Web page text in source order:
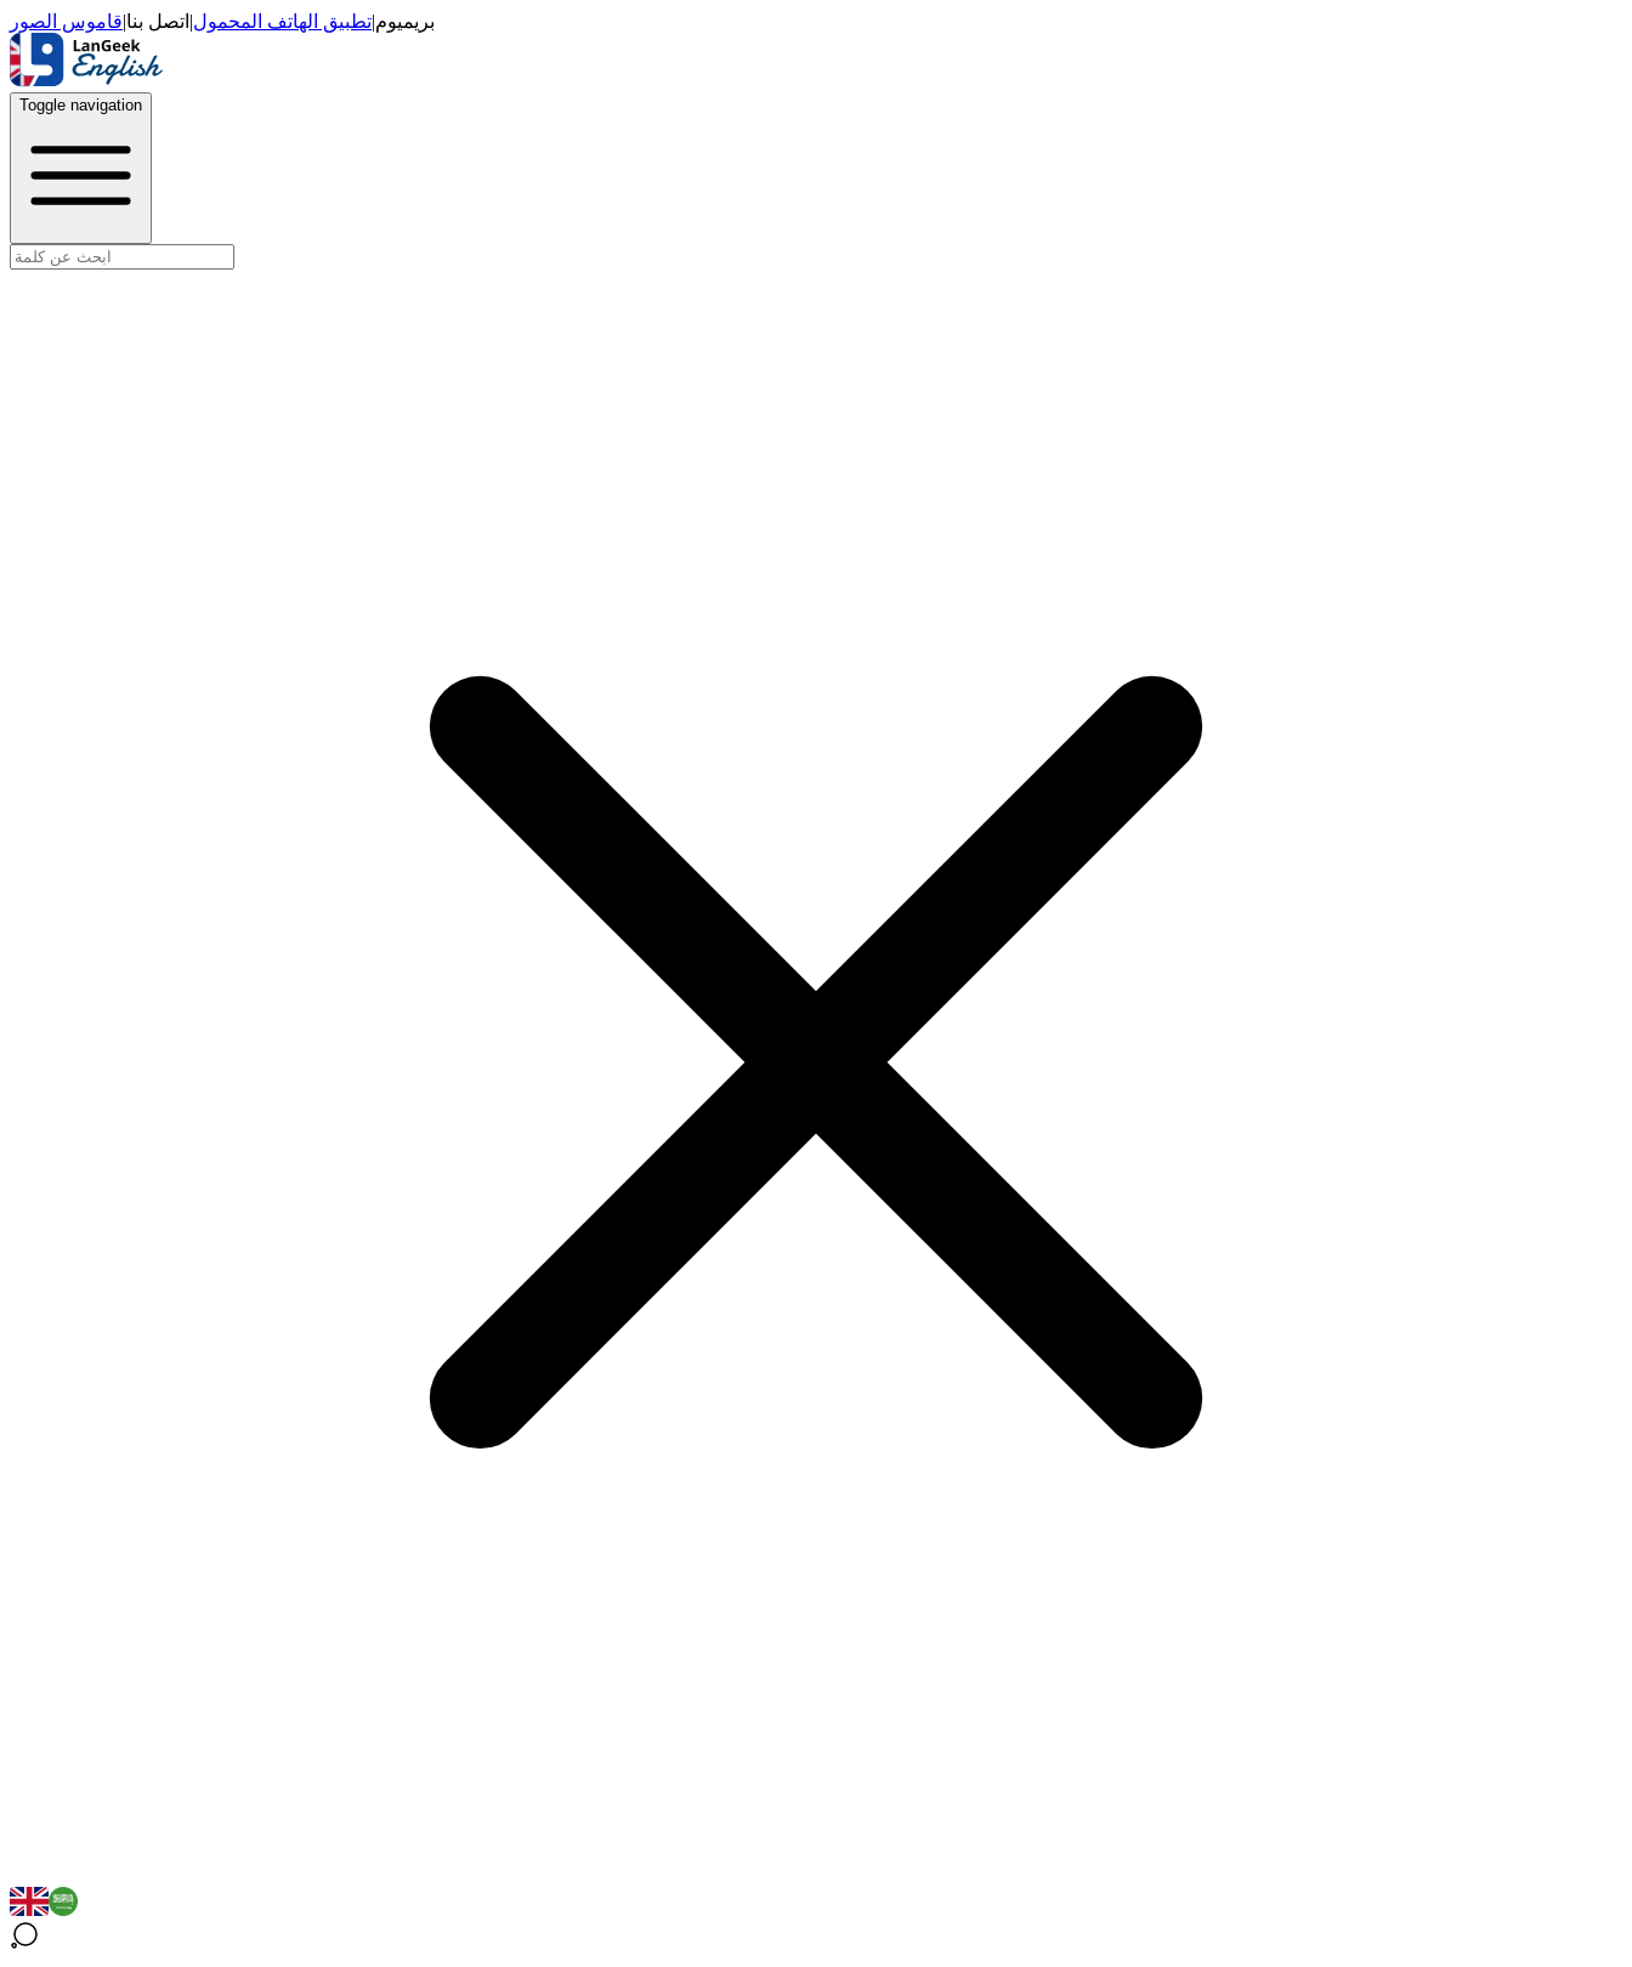
بريميوم|تطبيق الهاتف المحمول| اتصل بنا|قاموس الصور
Toggle navigation